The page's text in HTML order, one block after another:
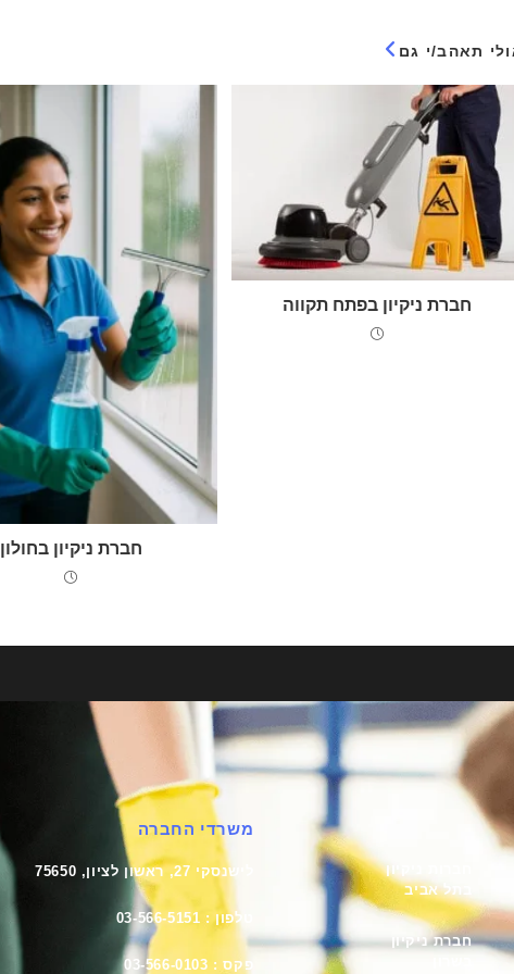
תאהב/י גם
חברת ניקיון בחולון
חברת ניקיון בפתח תקווה
חברות ניקיון
בתל אביב
חברת ניקיון
משרדי החברה
לישנסקי 27, ראשון לציון, 75650
טלפון : 03-566-5151
פקס : 03-566-0103